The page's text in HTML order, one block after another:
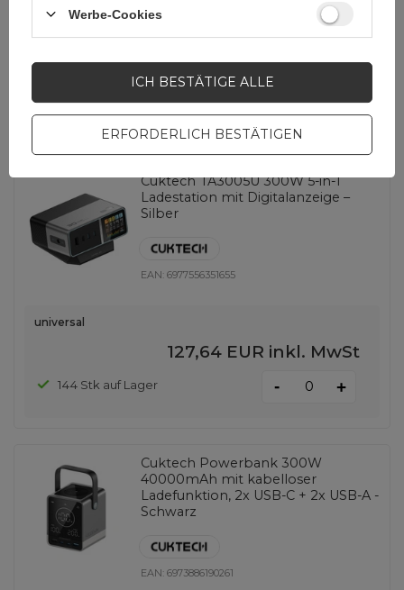
universal
20,92 EUR
14 Stk auf Lager - +
Cuktech TA3005U 300W 5-in-1
Ladestation mit Digitalanzeige –
Silber
EAN:6977556351655
universal
127,64 EUR inkl. MwSt
144 Stk auf Lager - +
Cuktech Powerbank 300W
40000mAh mit kabelloser
Ladefunktion, 2x USB-C + 2x USB-A -
Schwarz
EAN:6973886190261
Werbe-Cookies
ERFORDERLICH BESTÄTIGEN
ICH BESTÄTIGE ALLE